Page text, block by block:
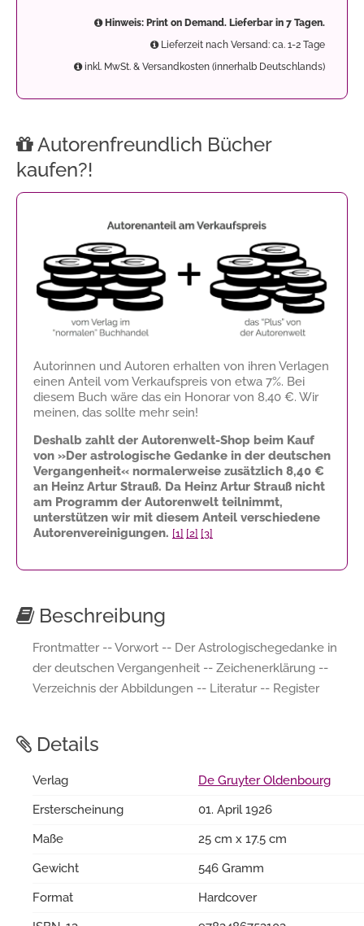
Hinweis: Print on Demand. Lieferbar in 7 Tagen.
Lieferzeit nach Versand: ca. 1-2 Tage
inkl. MwSt. & Versandkosten (innerhalb Deutschlands)
Autorenfreundlich Bücher
kaufen?!
Autorinnen und Autoren erhalten von ihren Verlagen
einen Anteil vom Verkaufspreis von etwa 7%. Bei
diesem Buch wäre das ein Honorar von 8,40 €. Wir
meinen, das sollte mehr sein!
Deshalb zahlt der Autorenwelt-Shop beim Kauf
von »Der astrologische Gedanke in der deutschen
Vergangenheit« normalerweise zusätzlich 8,40 €
an Heinz Artur Strauß. Da Heinz Artur Strauß nicht
am Programm der Autorenwelt teilnimmt,
unterstützen wir mit diesem Anteil verschiedene
Autorenvereinigungen. [1] [2] [3]
Beschreibung
Frontmatter -- Vorwort -- Der Astrologischegedanke in
der deutschen Vergangenheit -- Zeichenerklärung --
Verzeichnis der Abbildungen -- Literatur -- Register
Details
Verlag
De Gruyter Oldenbourg
Ersterscheinung
01. April 1926
Maße
25 cm x 17.5 cm
Gewicht
546 Gramm
Format
Hardcover